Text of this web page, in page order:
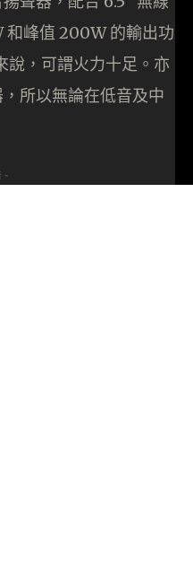
和峰值 200W 的輸出功
，可謂火力十足。亦
所以無論在低音及中
-